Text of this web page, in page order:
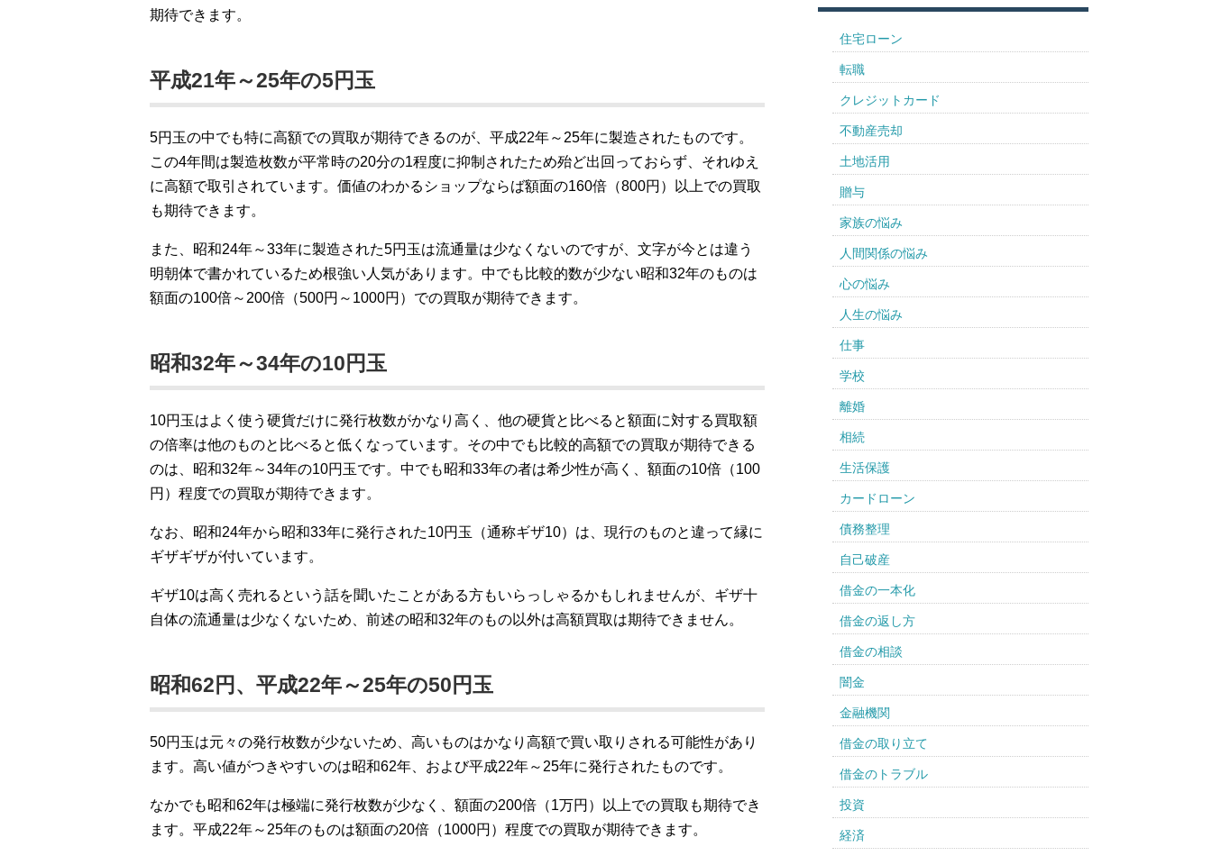
期待できます。
平成21年～25年の5円玉
5円玉の中でも特に高額での買取が期待できるのが、平成22年～25年に製造されたものです。
この4年間は製造枚数が平常時の20分の1程度に抑制されたため殆ど出回っておらず、それゆえ
に高額で取引されています。価値のわかるショップならば額面の160倍（800円）以上での買取
も期待できます。
また、昭和24年～33年に製造された5円玉は流通量は少なくないのですが、文字が今とは違う
明朝体で書かれているため根強い人気があります。中でも比較的数が少ない昭和32年のものは
額面の100倍～200倍（500円～1000円）での買取が期待できます。
昭和32年～34年の10円玉
10円玉はよく使う硬貨だけに発行枚数がかなり高く、他の硬貨と比べると額面に対する買取額
の倍率は他のものと比べると低くなっています。その中でも比較的高額での買取が期待できる
のは、昭和32年～34年の10円玉です。中でも昭和33年の者は希少性が高く、額面の10倍（100
円）程度での買取が期待できます。
なお、昭和24年から昭和33年に発行された10円玉（通称ギザ10）は、現行のものと違って縁に
ギザギザが付いています。
ギザ10は高く売れるという話を聞いたことがある方もいらっしゃるかもしれませんが、ギザ十
自体の流通量は少なくないため、前述の昭和32年のもの以外は高額買取は期待できません。
昭和62円、平成22年～25年の50円玉
50円玉は元々の発行枚数が少ないため、高いものはかなり高額で買い取りされる可能性があり
ます。高い値がつきやすいのは昭和62年、および平成22年～25年に発行されたものです。
なかでも昭和62年は極端に発行枚数が少なく、額面の200倍（1万円）以上での買取も期待でき
ます。平成22年～25年のものは額面の20倍（1000円）程度での買取が期待できます。
住宅ローン
転職
クレジットカード
不動産売却
土地活用
贈与
家族の悩み
人間関係の悩み
心の悩み
人生の悩み
仕事
学校
離婚
相続
生活保護
カードローン
債務整理
自己破産
借金の一本化
借金の返し方
借金の相談
闇金
金融機関
借金の取り立て
借金のトラブル
投資
経済